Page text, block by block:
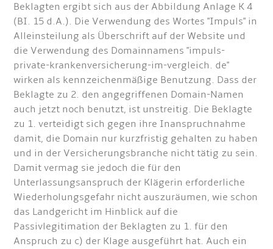
Beklagten ergibt sich aus der Abbildung Anlage K 4
(BI. 15 d.A.). Die Verwendung des Wortes "Impuls" in
Alleinsteilung als Überschrift auf der Website und
die Verwendung des Domainnamens "impuls-
private-krankenversicherung-im-vergleich. de"
wirken als kennzeichenmäßige Benutzung. Dass der
Beklagte zu 2. den angegriffenen Domain-Namen
auch jetzt noch benutzt, ist unstreitig. Die Beklagte
zu 1. verteidigt sich gegen ihre Inanspruchnahme
damit, die Domain nur kurzfristig gehalten zu haben
und in der Versicherungsbranche nicht tätig zu sein.
Damit vermag sie jedoch die für den
Unterlassungsanspruch der Klägerin erforderliche
Wiederholungsgefahr nicht auszuräumen, wie schon
das Landgericht im Hinblick auf die
Passivlegitimation der Beklagten zu 1. für den
Anspruch zu c) der Klage ausgeführt hat. Auch ein